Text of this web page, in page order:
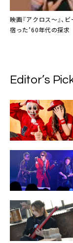
映画『アクロス～』、
宿った’60年代の探求
Editor’s